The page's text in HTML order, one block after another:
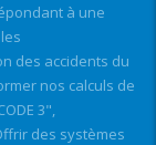
à une
des accidents du
nos calculs de
3",
des systèmes